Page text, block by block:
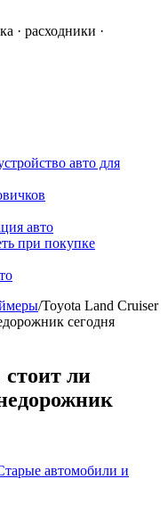
· расходники ·
авто для
авто
при покупке
/Toyota Land Cruiser
сегодня
ли
автомобили и